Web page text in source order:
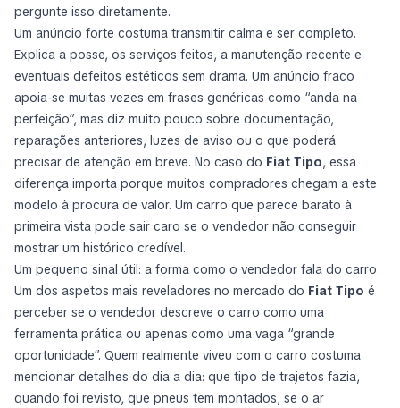
pergunte isso diretamente.
Um anúncio forte costuma transmitir calma e ser completo.
Explica a posse, os serviços feitos, a manutenção recente e
eventuais defeitos estéticos sem drama. Um anúncio fraco
apoia-se muitas vezes em frases genéricas como “anda na
perfeição”, mas diz muito pouco sobre documentação,
reparações anteriores, luzes de aviso ou o que poderá
precisar de atenção em breve. No caso do Fiat Tipo, essa
diferença importa porque muitos compradores chegam a este
modelo à procura de valor. Um carro que parece barato à
primeira vista pode sair caro se o vendedor não conseguir
mostrar um histórico credível.
Um pequeno sinal útil: a forma como o vendedor fala do carro
Um dos aspetos mais reveladores no mercado do Fiat Tipo é
perceber se o vendedor descreve o carro como uma
ferramenta prática ou apenas como uma vaga “grande
oportunidade”. Quem realmente viveu com o carro costuma
mencionar detalhes do dia a dia: que tipo de trajetos fazia,
quando foi revisto, que pneus tem montados, se o ar